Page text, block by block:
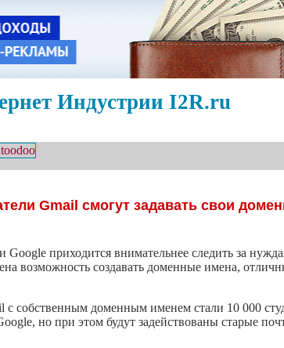
Индустрии I2R.ru
Gmail смогут задавать свои
приходится внимательнее следить за
возможность создавать доменные имена,
собственным доменным именем стали 10 000
но при этом будут задействованы старые